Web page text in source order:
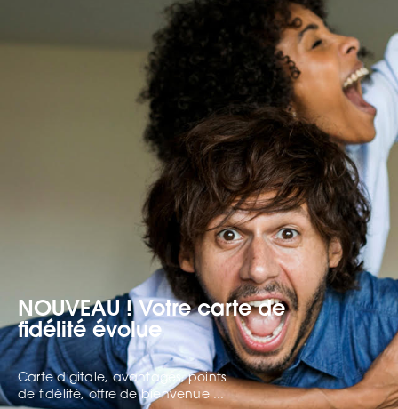
NOUVEAU ! Votre carte de
fidélité évolue
Carte digitale, avantages, points
de fidélité, offre de bienvenue ...